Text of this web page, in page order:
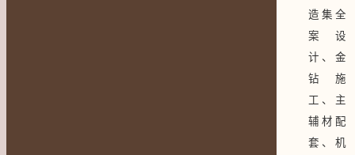
造集全
案设
计、金
钻施
工、主
辅材配
套、机